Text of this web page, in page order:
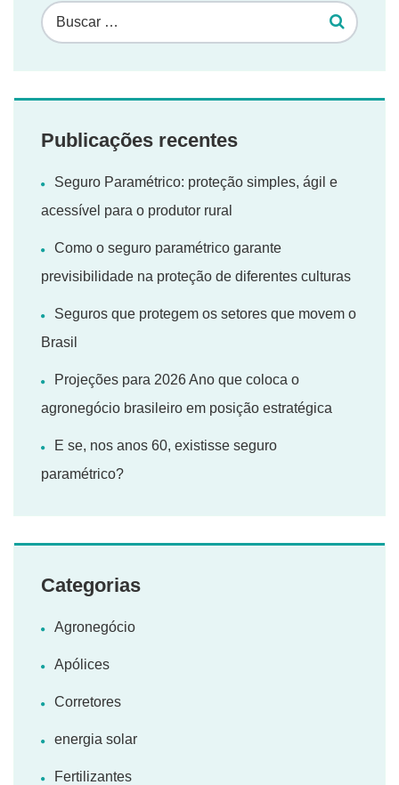
Publicações recentes
Seguro Paramétrico: proteção simples, ágil e
acessível para o produtor rural
Como o seguro paramétrico garante
previsibilidade na proteção de diferentes culturas
Seguros que protegem os setores que movem o
Brasil
Projeções para 2026 Ano que coloca o
agronegócio brasileiro em posição estratégica
E se, nos anos 60, existisse seguro
paramétrico?
Categorias
Agronegócio
Apólices
Corretores
energia solar
Fertilizantes